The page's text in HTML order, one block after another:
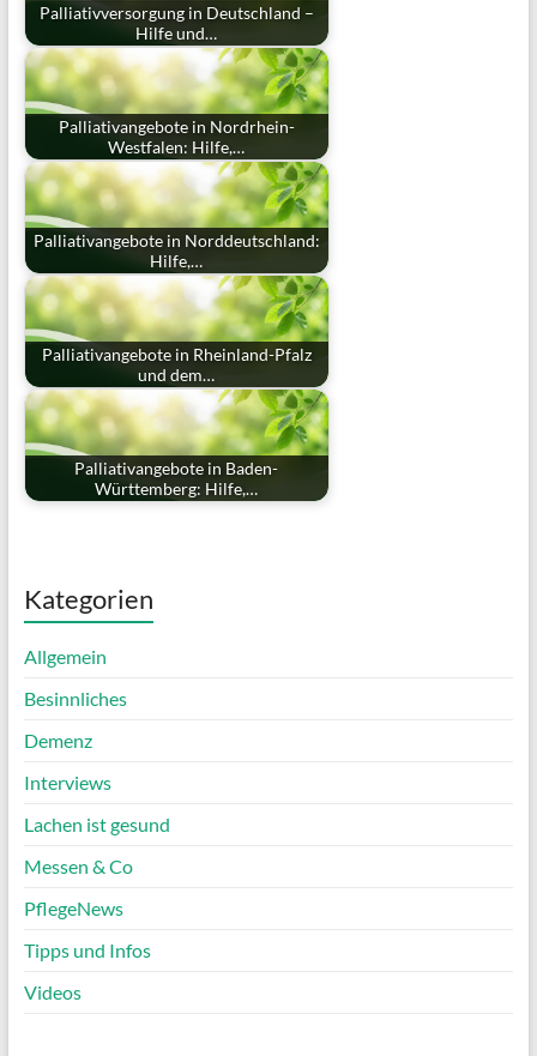
Palliativversorgung in Deutschland –
Hilfe und…
Palliativangebote in Nordrhein-
Westfalen: Hilfe,…
Palliativangebote in Norddeutschland:
Hilfe,…
Palliativangebote in Rheinland-Pfalz
und dem…
Palliativangebote in Baden-
Württemberg: Hilfe,…
Kategorien
Allgemein
Besinnliches
Demenz
Interviews
Lachen ist gesund
Messen & Co
PflegeNews
Tipps und Infos
Videos